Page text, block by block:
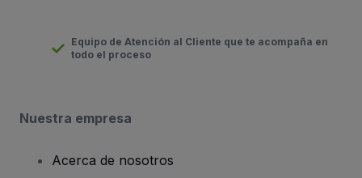
Equipo de Atención al Cliente que te acompaña en
todo el proceso
Nuestra empresa
Acerca de nosotros